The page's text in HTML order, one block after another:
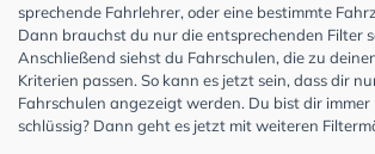
sprechende Fahrlehrer, oder eine bestimmte
Dann brauchst du nur die entsprechenden Filter
Anschließend siehst du Fahrschulen, die zu
Kriterien passen. So kann es jetzt sein, dass dir
Fahrschulen angezeigt werden. Du bist dir immer
schlüssig? Dann geht es jetzt mit weiteren